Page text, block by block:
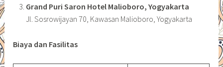
Grand Puri Saron Hotel Malioboro, Yogyakarta
Jl. Sosrowijayan 70, Kawasan Malioboro, Yogyakarta
Biaya dan Fasilitas